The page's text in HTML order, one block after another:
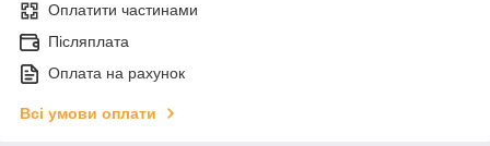
Оплатити частинами
Післяплата
Оплата на рахунок
Всі умови оплати